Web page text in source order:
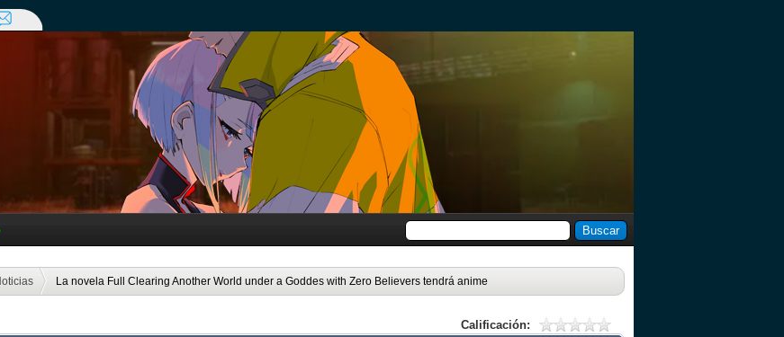
La novela Full Clearing Another World under a Goddes with Zero Believers tendrá anime
Calificación: